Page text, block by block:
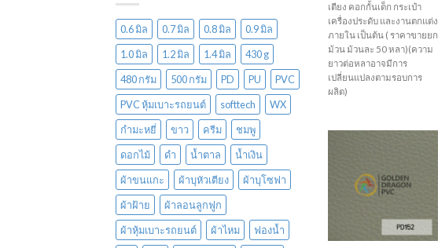
0.6 มิล 0.7 มิล 0.8 มิล
0.9 มิล
1.0 มิล
1.2 มิล 1.4 มิล
430 g
480 กรัม
500 กรัม PD PU
PVC
PVC หุ้มเบาะรถยนต์
softtech
WX
กำมะหยี่
ขาว ครีม
ชมพู
ดอกไม้
ดำ น้ำตาล
น้ำเงิน
ผ้าขนแกะ
ผ้าบุหัวเตียง
ผ้าบุโซฟา
ผ้าฝ้าย
ผ้าลอนลูกฟูก
ผ้าหุ้มเบาะรถยนต์
ผ้าไหม
ฟองน้ำ
เตียง คอกกั้นเด็ก กระเป๋า
เครื่องประดับ และงานตกแต่ง
ภายใน เป็นต้น ( ราคาขายยก
ม้วน ม้วนละ 50 หลา)(ความ
ยาวต่อหลาอาจมีการ
เปลี่ยนแปลงตามรอบการ
ผลิต)